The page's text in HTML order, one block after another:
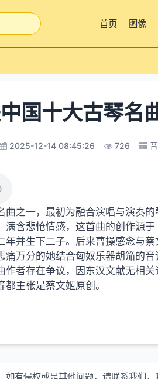
首页 图像
国十大古琴名
2025-12-14 08:45:26 726
曲之一，最初为融合演唱与演奏
含悲怆情感，这首曲的创作源于
并生下二子。后来曹操感念与
痛万分的她结合匈奴乐器胡笳的
者存在争议，因东汉文献无相
主张是蔡文姬原创。